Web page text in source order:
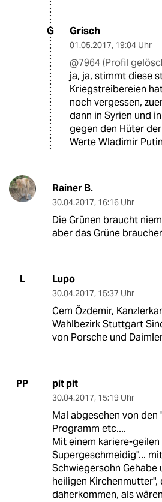
G Grisch
01.05.2017, 19:04 Uhr
@7964 (Profil
ja, ja, stimmt diese
Kriegstreibereien
noch vergessen,
dann in Syrien und
gegen den Hüter
Werte Wladimir
Rainer B.
30.04.2017, 16:16 Uhr
Die Grünen braucht
aber das Grüne
L Lupo
30.04.2017, 15:37 Uhr
Cem Özdemir,
Wahlbezirk Stuttgart
von Porsche und
PP pit pit
30.04.2017, 15:19 Uhr
Mal abgesehen von den
Programm etc....
Mit einem kariere-
Supergeschmeidig"...
Schwiegersohn Gehabe
heiligen Kirchenmutter",
daherkommen, als